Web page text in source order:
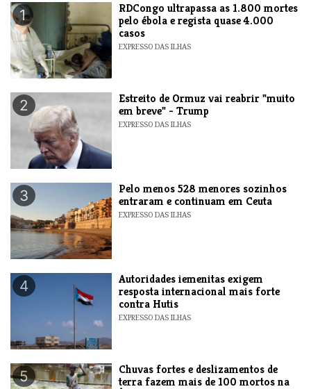
1
RDCongo ultrapassa as 1.800 mortes
pelo ébola e regista quase 4.000
casos
EXPRESSO DAS ILHAS
2
Estreito de Ormuz vai reabrir "muito
em breve" - Trump
EXPRESSO DAS ILHAS
3
Pelo menos 528 menores sozinhos
entraram e continuam em Ceuta
EXPRESSO DAS ILHAS
4
Autoridades iemenitas exigem
resposta internacional mais forte
contra Hutis
EXPRESSO DAS ILHAS
5
Chuvas fortes e deslizamentos de
terra fazem mais de 100 mortos na